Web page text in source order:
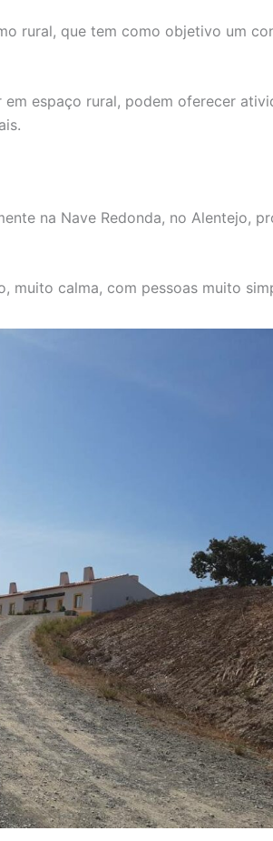
rural, que tem como objetivo um
espaço rural, podem oferecer
na Nave Redonda, no Alentejo,
muito calma, com pessoas muito